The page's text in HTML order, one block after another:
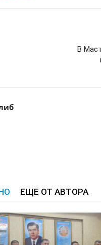
В
ЕЩЕ ОТ АВТОРА